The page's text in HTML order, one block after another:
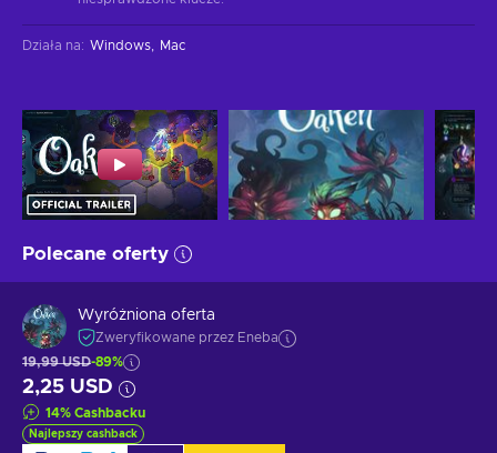
Działa na: Windows Mac
Polecane oferty
Wyróżniona oferta
Zweryfikowane przez Eneba
19,99 USD-89%
2,25 USD
14% Cashbacku
Najlepszy cashback